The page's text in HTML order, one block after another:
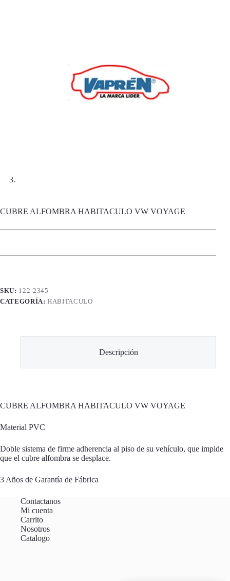
CUBRE ALFOMBRA HABITACULO VW VOYAGE
SKU: 122-2345
CATEGORÍA:HABITACULO
Descripción
CUBRE ALFOMBRA HABITACULO VW VOYAGE
Material PVC
Doble sistema de firme adherencia al piso de su vehículo, que impide
que el cubre alfombra se desplace.
3 Años de Garantía de Fábrica
Contactanos
Mi cuenta
Carrito
Nosotros
Catalogo